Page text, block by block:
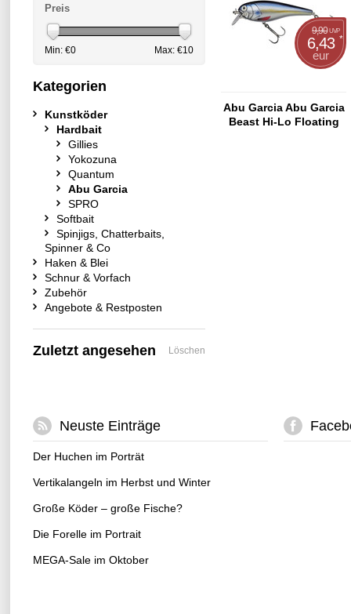
9,90 UVP
6,43 *
eur
Abu Garcia Abu Garcia
Beast Hi-Lo Floating
Preis
Min: €0 Max: €10
Kategorien
Kunstköder
Hardbait
Gillies
Yokozuna
Quantum
Abu Garcia
SPRO
Softbait
Spinjigs, Chatterbaits,
Spinner & Co
Haken & Blei
Schnur & Vorfach
Zubehör
Angebote & Restposten
Zuletzt angesehen Löschen
Neuste Einträge
Der Huchen im Porträt
Vertikalangeln im Herbst und Winter
Große Köder – große Fische?
Die Forelle im Portrait
MEGA-Sale im Oktober